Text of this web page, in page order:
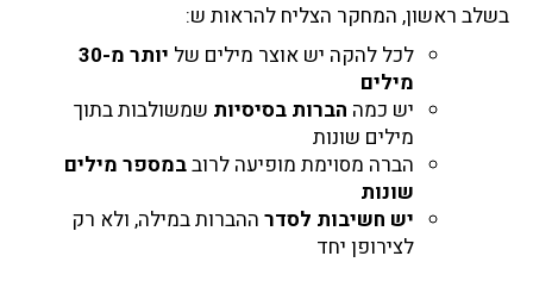
בשלב ראשון, המחקר הצליח להראות ש:
לכל להקה יש אוצר מילים של
יותר מ-30
מילים
יש כמה הברות בסיסיות שמשולבות בתוך
מילים שונות
הברה מסוימת מופיעה לרובבמספר מילים
שונות
יש חשיבות לסדר ההברות במילה, ולא רק
לצירופן יחד